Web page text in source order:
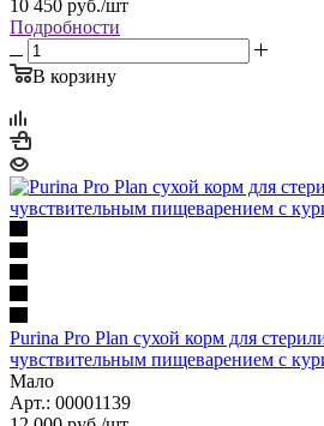
10 450 руб./шт
Подробности
В корзину
Purina Pro Plan сухой корм для
чувствительным пищеварением с
Мало
Арт.: 00001139